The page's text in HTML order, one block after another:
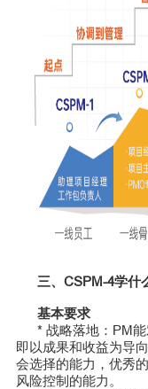
三、CSPM-4学什
基本要求
* 战略落地：PM能
即以成果和收益为导
会选择的能力，优秀
风险控制的能力。